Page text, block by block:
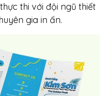
thi với đội ngũ thiết
gia in ấn.